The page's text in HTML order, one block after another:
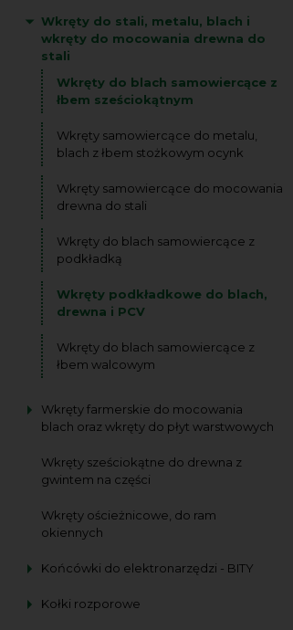
Wkręty do stali, metalu, blach i
wkręty do mocowania drewna do
stali
Wkręty do blach samowiercące z
łbem sześciokątnym
Wkręty samowiercące do metalu,
blach z łbem stożkowym ocynk
Wkręty samowiercące do mocowania
drewna do stali
Wkręty do blach samowiercące z
podkładką
Wkręty podkładkowe do blach,
drewna i PCV
Wkręty do blach samowiercące z
łbem walcowym
Wkręty farmerskie do mocowania
blach oraz wkręty do płyt warstwowych
Wkręty sześciokątne do drewna z
gwintem na części
Wkręty ościeżnicowe, do ram
okiennych
Końcówki do elektronarzędzi - BITY
Kołki rozporowe